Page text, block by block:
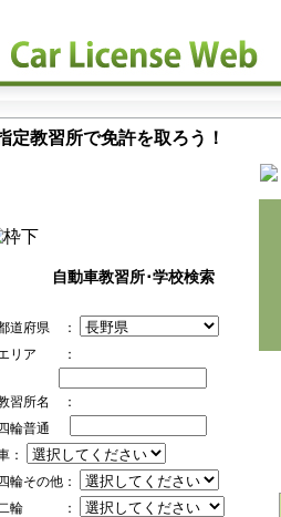
定教習所で免許を取ろう！
自動車教習所･学校検索
道府県 ：
リア ：
習所名 ：
四輪普通
：
四輪その他：
輪 ：